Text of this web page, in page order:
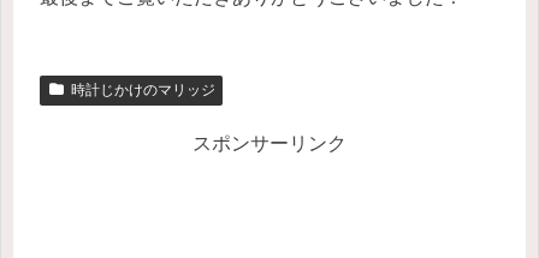
時計じかけのマリッジ
スポンサーリンク